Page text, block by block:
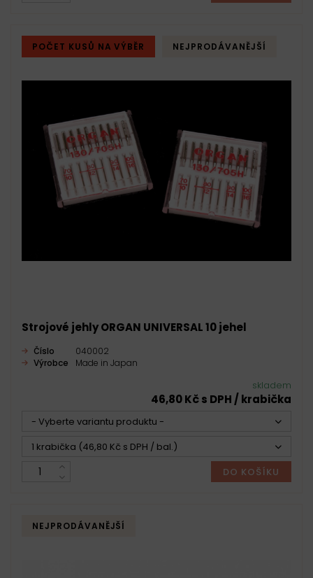
POČET KUSŮ NA VÝBĚR NEJPRODÁVANĚJŠÍ
Strojové jehly ORGAN UNIVERSAL 10 jehel
Číslo
040002
Výrobce
Made in Japan
skladem
46,80 Kč s DPH / krabička
- Vyberte variantu produktu -
1 krabička (46,80 Kč s DPH / bal.)
DO KOŠÍKU
NEJPRODÁVANĚJŠÍ